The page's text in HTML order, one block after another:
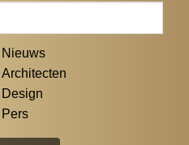
Nieuws
Architecten
Design
Pers